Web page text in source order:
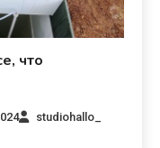
что
studiohallo_